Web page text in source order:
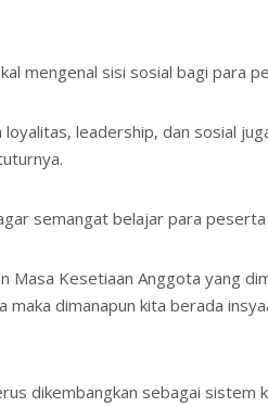
mengenal sisi sosial bagi para
leadership, dan sosial
semangat belajar para
Masa Kesetiaan Anggota yang
dimanapun kita berada
dikembangkan sebagai